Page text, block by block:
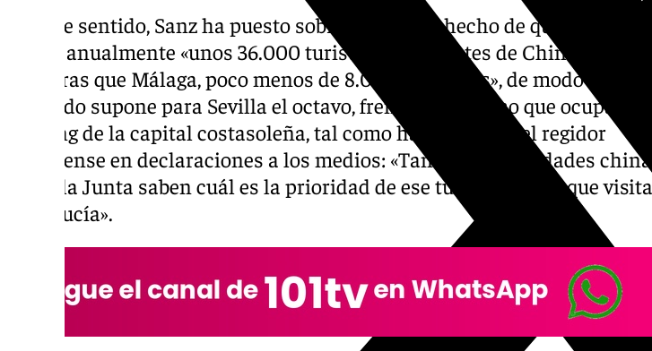
En este sentido, Sanz ha puesto sobre la mesa el hecho de que Sevilla
recibe anualmente «unos 36.000 turistas procedentes de China,
mientras que Málaga, poco menos de 8.000 visitantes», de modo que ese
mercado supone para Sevilla el octavo, frente al vigésimo que ocupa en el
ranking de la capital costasoleña, tal como ha destacado el regidor
hispalense en declaraciones a los medios: «Tanto las autoridades chinas
como la Junta saben cuál es la prioridad de ese turismo chino que visita
Andalucía».